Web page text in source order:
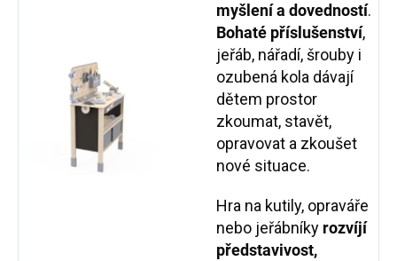
myšlení a dovedností.
Bohaté příslušenství,
jeřáb, nářadí, šrouby i
ozubená kola dávají
dětem prostor
zkoumat, stavět,
opravovat a zkoušet
nové situace.
Hra na kutily, opraváře
nebo jeřábníky rozvíjí
představivost,